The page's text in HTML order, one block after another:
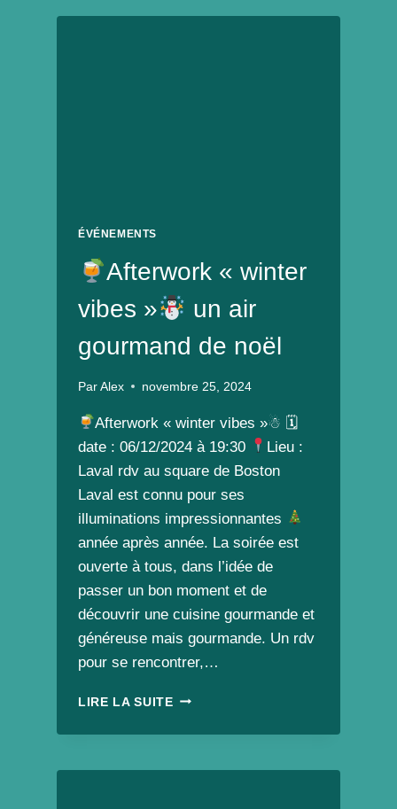
VEG’ÉVÉNEMENT
ÉVÉNEMENTS
Afterwork « winter
vibes »
un air
gourmand de noël
Par Alex novembre 25, 2024
Afterwork « winter vibes »☃ 🗓
date : 06/12/2024 à 19:30
Lieu :
Laval rdv au square de Boston
Laval est connu pour ses
illuminations impressionnantes
année après année. La soirée est
ouverte à tous, dans l’idée de
passer un bon moment et de
découvrir une cuisine gourmande et
généreuse mais gourmande. Un rdv
pour se rencontrer,…
LIRE LA SUITE
«
VIBES